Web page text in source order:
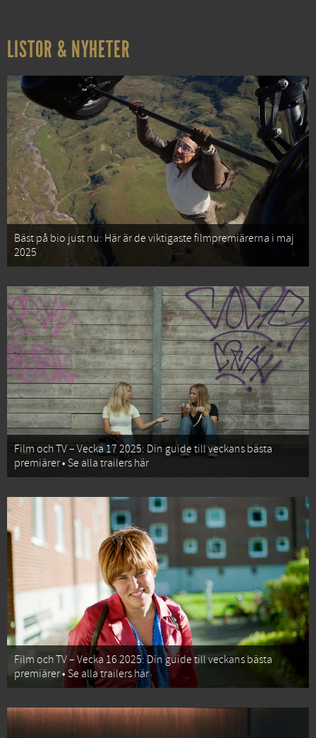
LISTOR & NYHETER
Bäst på bio just nu: Här är de viktigaste filmpremiärerna i maj
2025
Film och TV – Vecka 17 2025: Din guide till veckans bästa
premiärer • Se alla trailers här
Film och TV – Vecka 16 2025: Din guide till veckans bästa
premiärer • Se alla trailers här